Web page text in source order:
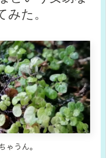
みた。
ゃうん。